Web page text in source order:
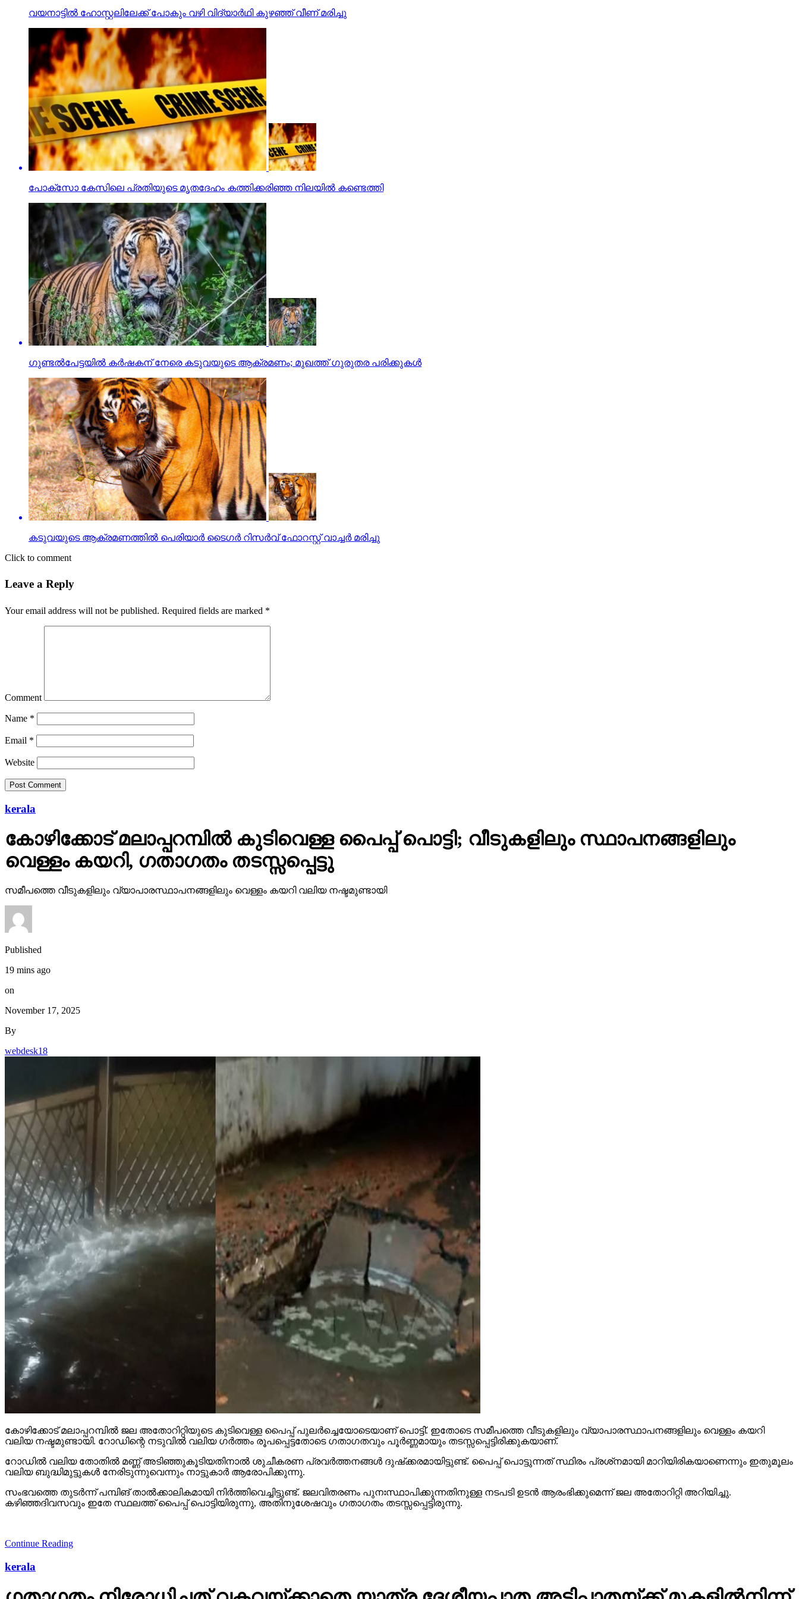
വയനാട്ടില്‍ ഹോസ്റ്റലിലേക്ക് പോകും വഴി വിദ്യാര്‍ഥി കുഴഞ്ഞ് വീണ് മരിച്ചു
പോക്‌സോ കേസിലെ പ്രതിയുടെ മൃതദേഹം കത്തിക്കരിഞ്ഞ നിലയില്‍ കണ്ടെത്തി
ഗുണ്ടല്‍പേട്ടയില്‍ കര്‍ഷകന് നേരെ കടുവയുടെ ആക്രമണം; മുഖത്ത് ഗുരുതര പരിക്കുകള്‍
കടുവയുടെ ആക്രമണത്തില്‍ പെരിയാര്‍ ടൈഗര്‍ റിസര്‍വ് ഫോറസ്റ്റ് വാച്ചര്‍ മരിച്ചു
Click to comment
Leave a Reply
Your email address will not be published. Required fields are marked *
Comment
Name *
Email *
Website
kerala
കോഴിക്കോട് മലാപ്പറമ്പില്‍ കുടിവെള്ള പൈപ്പ് പൊട്ടി; വീടുകളിലും സ്ഥാപനങ്ങളിലും
വെള്ളം കയറി, ഗതാഗതം തടസ്സപ്പെട്ടു
സമീപത്തെ വീടുകളിലും വ്യാപാരസ്ഥാപനങ്ങളിലും വെള്ളം കയറി വലിയ നഷ്ടമുണ്ടായി
Published
19 mins ago
on
November 17, 2025
By
webdesk18
കോഴിക്കോട് മലാപ്പറമ്പില്‍ ജല അതോറിറ്റിയുടെ കുടിവെള്ള പൈപ്പ് പുലര്‍ച്ചെയോടെയാണ് പൊട്ടി്. ഇതോടെ സമീപത്തെ വീടുകളിലും വ്യാപാരസ്ഥാപനങ്ങളിലും വെള്ളം കയറി
വലിയ നഷ്ടമുണ്ടായി. റോഡിന്റെ നടുവില്‍ വലിയ ഗര്‍ത്തം രൂപപ്പെട്ടതോടെ ഗതാഗതവും പൂര്‍ണ്ണമായും തടസ്സപ്പെട്ടിരിക്കുകയാണ്.
റോഡില്‍ വലിയ തോതില്‍ മണ്ണ് അടിഞ്ഞുകൂടിയതിനാല്‍ ശുചീകരണ പ്രവര്‍ത്തനങ്ങള്‍ ദുഷ്‌ക്കരമായിട്ടുണ്ട്. പൈപ്പ് പൊട്ടുന്നത് സ്ഥിരം പ്രശ്‌നമായി മാറിയിരികയാണെന്നും ഇതുമൂലം
വലിയ ബുദ്ധിമുട്ടുകള്‍ നേരിടുന്നുവെന്നും നാട്ടുകാര്‍ ആരോപിക്കുന്നു.
സംഭവത്തെ തുടര്‍ന്ന് പമ്പിങ് താല്‍ക്കാലികമായി നിര്‍ത്തിവെച്ചിട്ടുണ്ട്. ജലവിതരണം പുനഃസ്ഥാപിക്കുന്നതിനുള്ള നടപടി ഉടന്‍ ആരംഭിക്കുമെന്ന് ജല അതോറിറ്റി അറിയിച്ചു.
കഴിഞ്ഞദിവസവും ഇതേ സ്ഥലത്ത് പൈപ്പ് പൊട്ടിയിരുന്നു, അതിനുശേഷവും ഗതാഗതം തടസ്സപ്പെട്ടിരുന്നു.
Continue Reading
kerala